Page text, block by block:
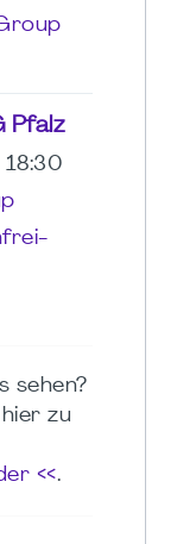
Pfalz
sehen?
zu
<<.